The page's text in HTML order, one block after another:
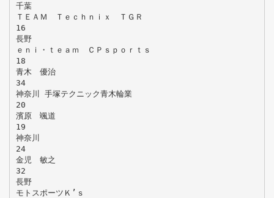
千葉
ＴＥＡＭ Ｔｅｃｈｎｉｘ ＴＧＲ
16
長野
ｅｎｉ・ｔｅａｍ ＣＰｓｐｏｒｔｓ
18
青木 優治
34
神奈川 手塚テクニック青木輪業
20
濱原 颯道
19
神奈川
24
金児 敏之
32
長野
モトスポーツＫ’ｓ